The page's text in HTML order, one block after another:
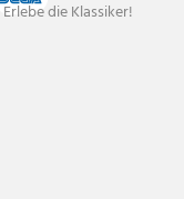
Erlebe die Klassiker!